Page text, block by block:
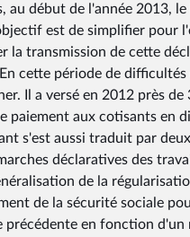
début de l'année 2013, le
est de simplifier pour
la transmission de cette
cette période de
Il a versé en 2012 près
paiement aux cotisants en
s'est aussi traduit par
déclaratives des
de la
de la sécurité sociale
en fonction d'un